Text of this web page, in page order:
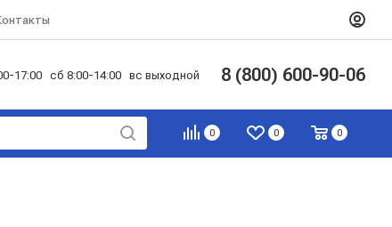
17:00 сб 8:00-14:00 вс выходной 8 (800) 600-90-06
0 0 0